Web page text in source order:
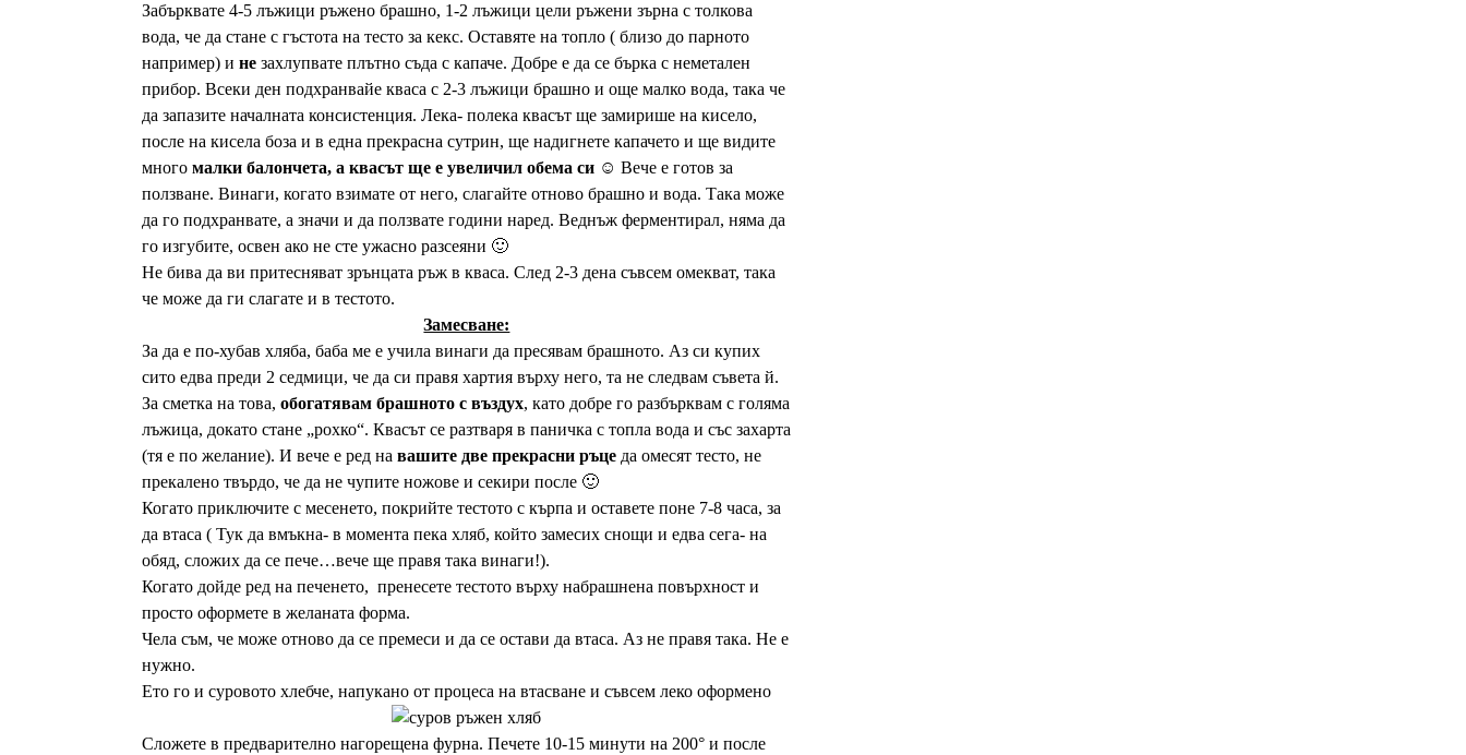
Забърквате 4-5 лъжици ръжено брашно, 1-2 лъжици цели ръжени зърна с толкова
вода, че да стане с гъстота на тесто за кекс. Оставяте на топло ( близо до парното
например) и незахлупвате плътно съда с капаче. Добре е да се бърка с неметален
прибор. Всеки ден подхранвайе кваса с 2-3 лъжици брашно и още малко вода, така че
да запазите началната консистенция. Лека- полека квасът ще замирише на кисело,
после на кисела боза и в една прекрасна сутрин, ще надигнете капачето и ще видите
много малки балончета, а квасът ще е увеличил обема си☺ Вече е готов за
ползване. Винаги, когато взимате от него, слагайте отново брашно и вода. Така може
да го подхранвате, а значи и да ползвате години наред. Веднъж ферментирал, няма да
го изгубите, освен ако не сте ужасно разсеяни 🙂
Не бива да ви притесняват зрънцата ръж в кваса. След 2-3 дена съвсем омекват, така
че може да ги слагате и в тестото.
Замесване:
За да е по-хубав хляба, баба ме е учила винаги да пресявам брашното. Аз си купих
сито едва преди 2 седмици, че да си правя хартия върху него, та не следвам съвета й.
За сметка на това, обогатявам брашното с въздух, като добре го разбърквам с голяма
лъжица, докато стане „рохко“. Квасът се разтваря в паничка с топла вода и със захарта
(тя е по желание). И вече е ред на вашите две прекрасни ръцеда омесят тесто, не
прекалено твърдо, че да не чупите ножове и секири после 🙂
Когато приключите с месенето, покрийте тестото с кърпа и оставете поне 7-8 часа, за
да втаса ( Тук да вмъкна- в момента пека хляб, който замесих снощи и едва сега- на
обяд, сложих да се пече…вече ще правя така винаги!).
Когато дойде ред на печенето, пренесете тестото върху набрашнена повърхност и
просто оформете в желаната форма.
Чела съм, че може отново да се премеси и да се остави да втаса. Аз не правя така. Не е
нужно.
Ето го и суровото хлебче, напукано от процеса на втасване и съвсем леко оформено
Сложете в предварително нагорещена фурна. Печете 10-15 минути на 200° и после